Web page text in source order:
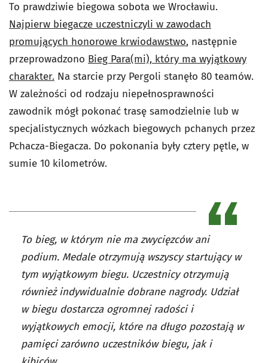
To prawdziwie biegowa sobota we Wrocławiu.
Najpierw biegacze uczestniczyli w zawodach
promujących honorowe krwiodawstwo, następnie
przeprowadzono Bieg Para(mi), który ma wyjątkowy
charakter. Na starcie przy Pergoli stanęło 80 teamów.
W zależności od rodzaju niepełnosprawności
zawodnik mógł pokonać trasę samodzielnie lub w
specjalistycznych wózkach biegowych pchanych przez
Pchacza-Biegacza. Do pokonania były cztery pętle, w
sumie 10 kilometrów.
To bieg, w którym nie ma zwycięzców ani
podium. Medale otrzymują wszyscy startujący w
tym wyjątkowym biegu. Uczestnicy otrzymują
również indywidualnie dobrane nagrody. Udział
w biegu dostarcza ogromnej radości i
wyjątkowych emocji, które na długo pozostają w
pamięci zarówno uczestników biegu, jak i